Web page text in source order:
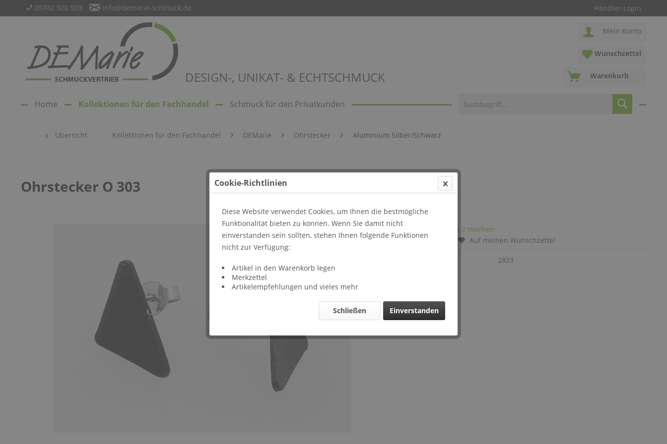
Händler-Login
05742 920 503 info@demarie-schmuck.de
DESIGN-, UNIKAT- & ECHTSCHMUCK
Mein Konto
Wunschzettel
Warenkorb
Home Kollektionen für den Fachhandel Schmuck für den Privatkunden
Übersicht Kollektionen für den Fachhandel DEMarie Ohrstecker Aluminium Silber/Schwarz
Ohrstecker O 303
Lieferzeit: ca 2 Wochen
Vergleichen
Auf meinen Wunschzettel
2823
Cookie-Richtlinien
Diese Website verwendet Cookies, um Ihnen die bestmögliche
Funktionalität bieten zu können. Wenn Sie damit nicht
einverstanden sein sollten, stehen Ihnen folgende Funktionen
nicht zur Verfügung:
Artikel in den Warenkorb legen
Merkzettel
Artikelempfehlungen und vieles mehr
Einverstanden
Schließen